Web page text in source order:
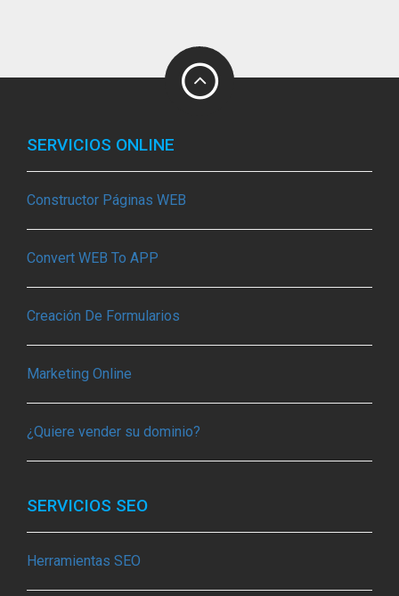
SERVICIOS ONLINE
Constructor Páginas WEB
Convert WEB To APP
Creación De Formularios
Marketing Online
¿Quiere vender su dominio?
SERVICIOS SEO
Herramientas SEO